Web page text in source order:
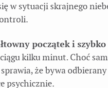
w sytuacji skrajnego
początek i
kilku minut. Choć
że bywa
psychicznie.